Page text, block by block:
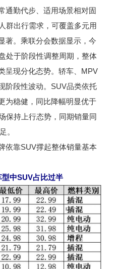
通勤代步、适用场景相对固
群出行需求，可覆盖多元用
著。乘联分会数据显示，今
处于阶段性调整周期，整体
呈现分化态势。轿车、MPV
阶段性波动。SUV品类依托
为稳健，同比降幅明显优于
保持上行态势，同期销量同
。
依靠SUV撑起整体销量基本
中SUV占比过半